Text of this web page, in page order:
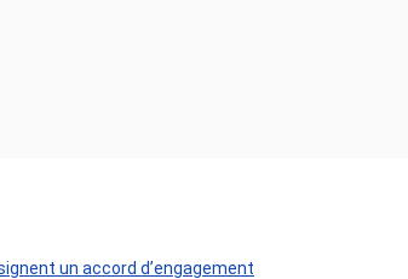
un accord d’engagement